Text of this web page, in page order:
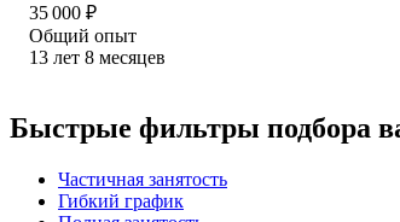
35 000 ₽
Общий опыт
13 лет 8 месяцев
Быстрые фильтры подбора
Частичная занятость
Гибкий график